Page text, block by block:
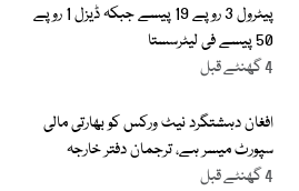
پیٹرول 3 روپے 19 پیسے جبکہ ڈیزل 1 روپے
50 پیسے فی لیٹرسستا
4 گھنٹے قبل
افغان دہشتگرد نیٹ ورکس کو بھارتی مالی
سپورٹ میسر ہے، ترجمان دفتر خارجہ
4 گھنٹے قبل